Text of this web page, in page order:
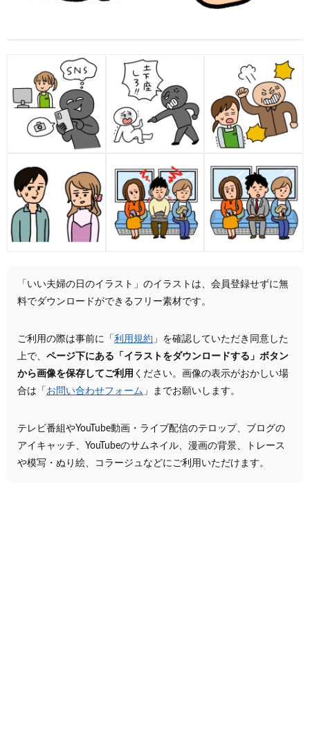
「いい夫婦の日のイラスト」のイラストは、会員登録せずに無
料でダウンロードができるフリー素材です。
ご利用の際は事前に「 利用規約 」を確認していただき同意した
上で、 ページ下にある「イラストをダウンロードする」ボタン
から画像を保存してご利用 ください。画像の表示がおかしい場
合は「 お問い合わせフォーム 」までお願いします。
テレビ番組やYouTube動画・ライブ配信のテロップ、ブログの
アイキャッチ、YouTubeのサムネイル、漫画の背景、トレース
や模写・ぬり絵、コラージュなどにご利用いただけます。